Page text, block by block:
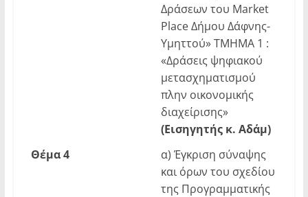
Δράσεων του Market
Place Δήμου Δάφνης-
Υμηττού» ΤΜΗΜΑ 1 :
«Δράσεις ψηφιακού
μετασχηματισμού
πλην οικονομικής
διαχείρισης»
(Εισηγητής κ. Αδάμ)
Θέμα 4
α) Έγκριση σύναψης
και όρων του σχεδίου
της Προγραμματικής